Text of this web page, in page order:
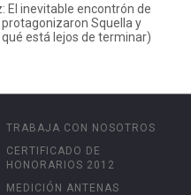
El inevitable encontrón de
Squella y
está lejos de terminar)
TRABAJA CON NOSOTROS
CERTIFICADO DE
HONORARIOS 2012
MEDICIÓN ANTENAS